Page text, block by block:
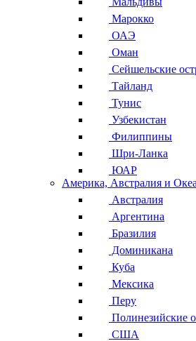
Марокко
ОАЭ
Оман
Сейшельские
Тайланд
Тунис
Узбекистан
Филиппины
Шри-Ланка
ЮАР
Америка, Австралия и
Австралия
Аргентина
Бразилия
Доминикана
Куба
Мексика
Перу
Полинезийские
США